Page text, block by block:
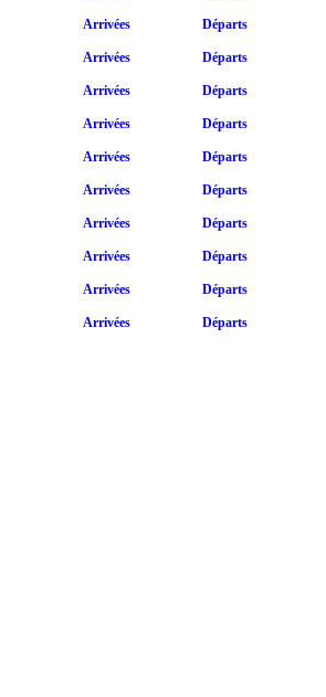
Arrivées Départs
Arrivées Départs
Arrivées Départs
Arrivées Départs
Arrivées Départs
Arrivées Départs
Arrivées Départs
Arrivées Départs
Arrivées Départs
Arrivées Départs